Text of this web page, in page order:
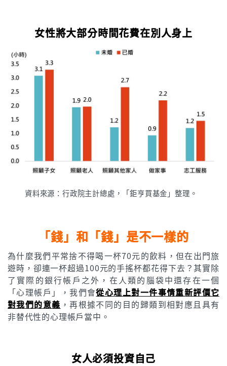
女性將大部分時間花費在別人身上
資料來源：行政院主計總處，「鉅亨買基金」整理。
「錢」和「錢」是不一樣的
為什麼我們平常捨不得喝一杯70元的飲料，但在出門旅
遊時，卻連一杯超過100元的手搖杯都花得下去？其實除
了實際的銀行帳戶之外，在人類的腦袋中還存在一個
「心理帳戶」，我們會從心理上對一件事情重新評價它
對我們的意義 ，再根據不同的目的歸類到相對應且具有
非替代性的心理帳戶當中。
女人必須投資自己